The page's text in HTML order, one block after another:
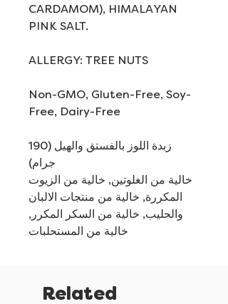
CARDAMOM), HIMALAYAN
PINK SALT.
ALLERGY: TREE NUTS
Non-GMO, Gluten-Free, Soy-
Free, Dairy-Free
زبدة اللوز بالفستق والهيل (190
جرام)
خالية من الغلوتين, خالية من الزيوت
المكررة, خالية من منتجات الالبان
والحليب, خالية من السكر المكرر,
خالية من المستحلبات
Related